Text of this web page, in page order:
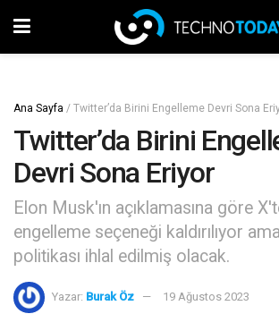
Ana Sayfa / Twitter’da Birini Engelleme Devri Sona
Twitter’da Birini
Devri Sona Eriyor
Elon Musk'ın açıklamasına göre
engelleme seçeneği kaldırılıyor
politikası ihlal edilmiş olacak.
Yazar: Burak Öz 19 Ağustos 2023